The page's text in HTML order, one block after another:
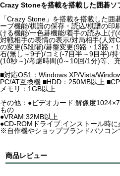
Crazy Stoneを搭載を搭載した囲碁ソ
「Crazy Stone」を搭載を搭載した
ーブ機能/棋譜の保存・読込/棋譜の印
ける機能/一色碁機能/着手の読み上げ
対戦相手の表情の表示/対局相手(人対
の変更(5段階)/碁盤変更(9路・13路・
石(無し～9子)/コミ(-7目半～9目半)/
(10秒～)/考慮時間(0～10回/1分)等、
■対応OS1：Windows XP/Vista/
PC/AT互換機 ■HDD：250MB以上
メモリ：1GB以上
その他：●ビデオカード:解像度
もの
●VRAM:32MB以上
●CD-ROMドライブ:インストール時に
※自作機やショップブランドパソコン
商品レビュー